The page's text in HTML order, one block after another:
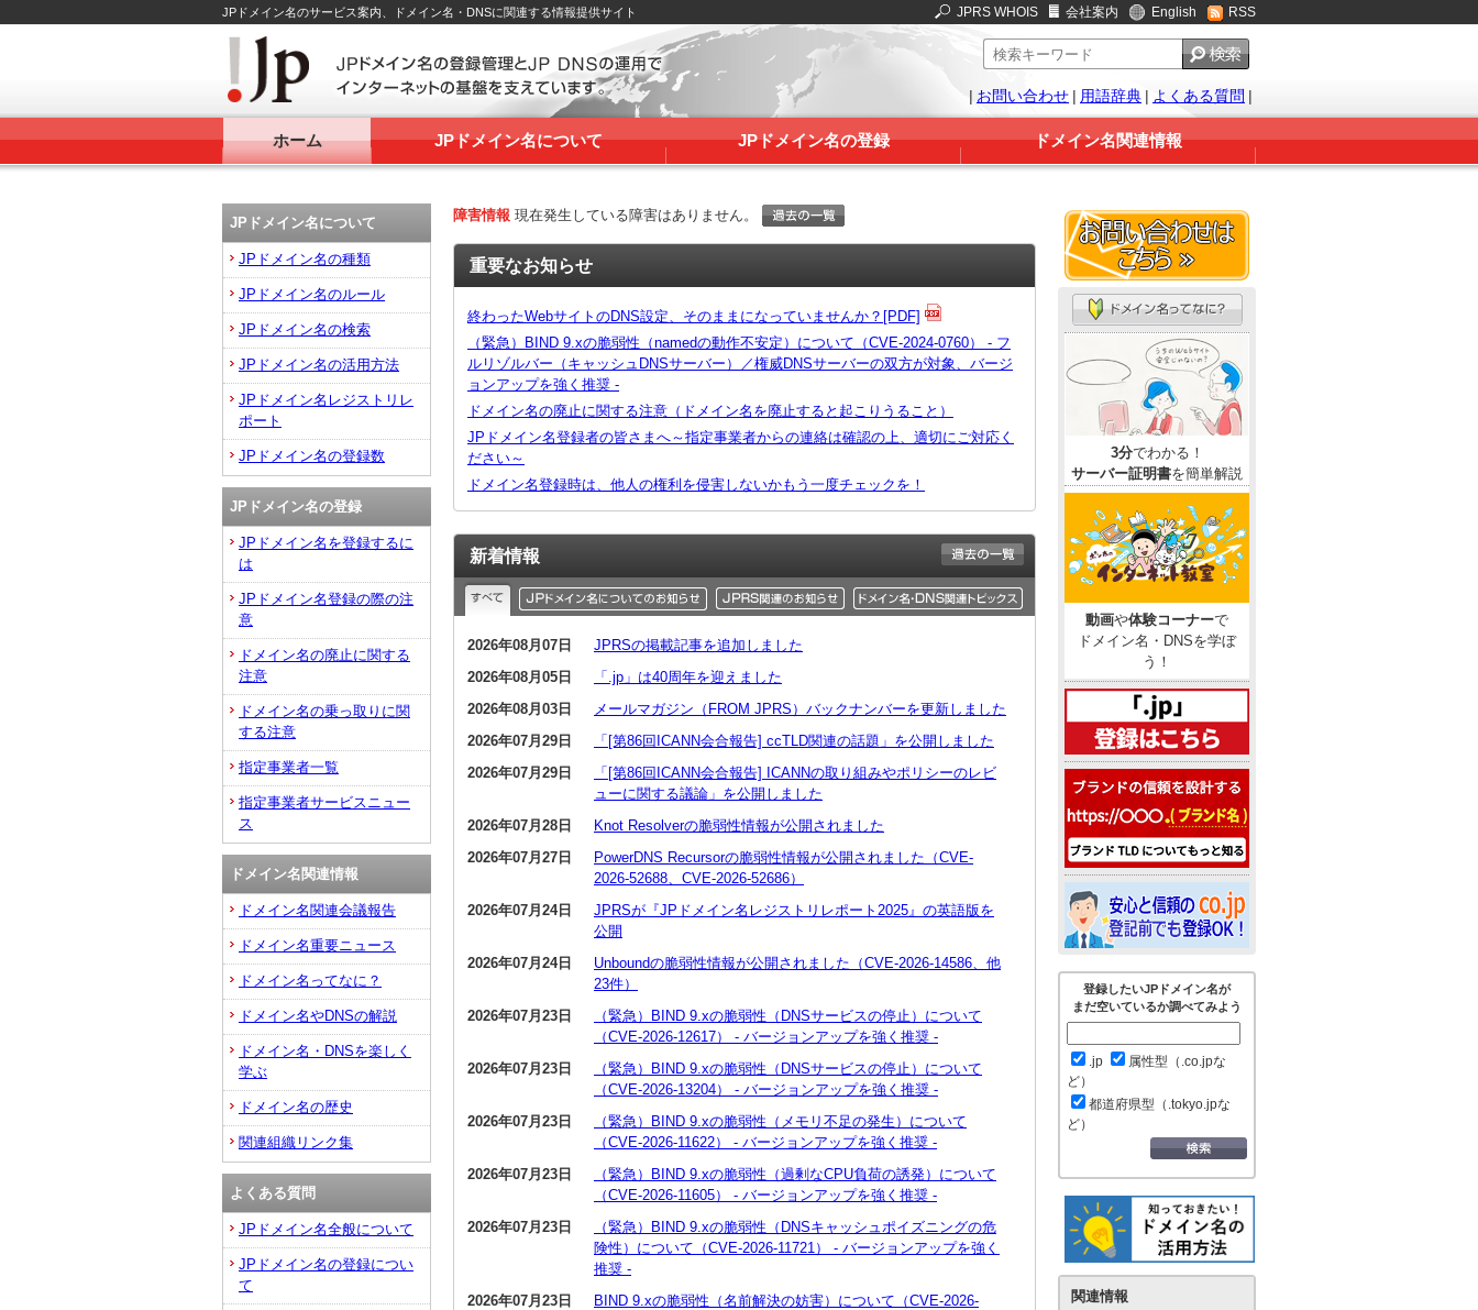
JPドメイン名のサービス案内、ドメイン名・DNSに関連する情報提供サイト JPRS WHOIS 会社案内 English RSS
| お問い合わせ | 用語辞典 | よくある質問 |
ホーム JPドメイン名について JPドメイン名の登録 ドメイン名関連情報
障害情報 現在発生している障害はありません。
重要なお知らせ
終わったWebサイトのDNS設定、そのままになっていませんか？[PDF]
（緊急）BIND 9.xの脆弱性（namedの動作不安定）について（CVE-2024-0760） - フ
ルリゾルバー（キャッシュDNSサーバー）／権威DNSサーバーの双方が対象、バージ
ョンアップを強く推奨 -
ドメイン名の廃止に関する注意（ドメイン名を廃止すると起こりうること）
JPドメイン名登録者の皆さまへ～指定事業者からの連絡は確認の上、適切にご対応く
ださい～
ドメイン名登録時は、他人の権利を侵害しないかもう一度チェックを！
新着情報
2026年08月07日
JPRSの掲載記事を追加しました
2026年08月05日
「.jp」は40周年を迎えました
2026年08月03日
メールマガジン（FROM JPRS）バックナンバーを更新しました
2026年07月29日
「[第86回ICANN会合報告] ccTLD関連の話題」を公開しました
2026年07月29日
「[第86回ICANN会合報告] ICANNの取り組みやポリシーのレビ
ューに関する議論」を公開しました
2026年07月28日
Knot Resolverの脆弱性情報が公開されました
2026年07月27日
PowerDNS Recursorの脆弱性情報が公開されました（CVE-
2026-52688、CVE-2026-52686）
2026年07月24日
JPRSが『JPドメイン名レジストリレポート2025』の英語版を
公開
2026年07月24日
Unboundの脆弱性情報が公開されました（CVE-2026-14586、他
23件）
2026年07月23日
（緊急）BIND 9.xの脆弱性（DNSサービスの停止）について
（CVE-2026-12617） - バージョンアップを強く推奨 -
2026年07月23日
（緊急）BIND 9.xの脆弱性（DNSサービスの停止）について
（CVE-2026-13204） - バージョンアップを強く推奨 -
2026年07月23日
（緊急）BIND 9.xの脆弱性（メモリ不足の発生）について
（CVE-2026-11622） - バージョンアップを強く推奨 -
2026年07月23日
（緊急）BIND 9.xの脆弱性（過剰なCPU負荷の誘発）について
（CVE-2026-11605） - バージョンアップを強く推奨 -
2026年07月23日
（緊急）BIND 9.xの脆弱性（DNSキャッシュポイズニングの危
険性）について（CVE-2026-11721） - バージョンアップを強く
推奨 -
2026年07月23日
BIND 9.xの脆弱性（名前解決の妨害）について（CVE-2026-
JPドメイン名について
JPドメイン名の種類
JPドメイン名のルール
JPドメイン名の検索
JPドメイン名の活用方法
JPドメイン名レジストリレ
ポート
JPドメイン名の登録数
JPドメイン名の登録
JPドメイン名を登録するに
は
JPドメイン名登録の際の注
意
ドメイン名の廃止に関する
注意
ドメイン名の乗っ取りに関
する注意
指定事業者一覧
指定事業者サービスニュー
ス
ドメイン名関連情報
ドメイン名関連会議報告
ドメイン名重要ニュース
ドメイン名ってなに？
ドメイン名やDNSの解説
ドメイン名・DNSを楽しく
学ぶ
ドメイン名の歴史
関連組織リンク集
よくある質問
JPドメイン名全般について
JPドメイン名の登録につい
て
3分でわかる！
サーバー証明書を簡単解説
動画や体験コーナーで
ドメイン名・DNSを学ぼ
う！
登録したいJPドメイン名が
まだ空いているか調べてみよう
.jp
属性型（.co.jpな
ど）
都道府県型（.tokyo.jpな
ど）
関連情報